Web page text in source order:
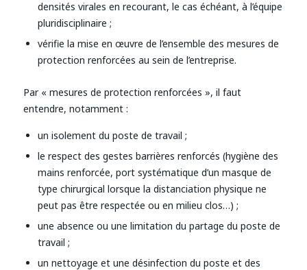
densités virales en recourant, le cas échéant, à l’équipe
pluridisciplinaire ;
vérifie la mise en œuvre de l’ensemble des mesures de
protection renforcées au sein de l’entreprise.
Par « mesures de protection renforcées », il faut
entendre, notamment :
un isolement du poste de travail ;
le respect des gestes barrières renforcés (hygiène des
mains renforcée, port systématique d’un masque de
type chirurgical lorsque la distanciation physique ne
peut pas être respectée ou en milieu clos…) ;
une absence ou une limitation du partage du poste de
travail ;
un nettoyage et une désinfection du poste et des